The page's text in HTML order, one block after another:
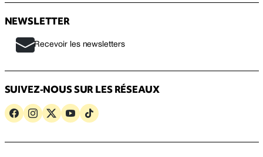
NEWSLETTER
Recevoir les newsletters
SUIVEZ-NOUS SUR LES RÉSEAUX